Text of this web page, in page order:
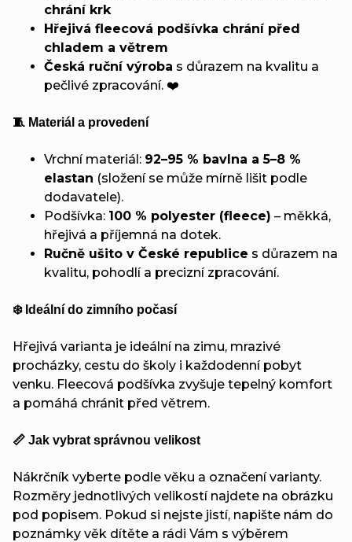
chrání krk
Hřejivá fleecová podšívka chrání před
chladem a větrem
Česká ruční výroba s důrazem na kvalitu a
pečlivé zpracování. ❤️
🧵 Materiál a provedení
Vrchní materiál: 92–95 % bavlna a 5–8 %
elastan (složení se může mírně lišit podle
dodavatele).
Podšívka: 100 % polyester (fleece) – měkká,
hřejivá a příjemná na dotek.
Ručně ušito v České republice s důrazem na
kvalitu, pohodlí a precizní zpracování.
❄️ Ideální do zimního počasí
Hřejivá varianta je ideální na zimu, mrazivé
procházky, cestu do školy i každodenní pobyt
venku. Fleecová podšívka zvyšuje tepelný komfort
a pomáhá chránit před větrem.
📏 Jak vybrat správnou velikost
Nákrčník vyberte podle věku a označení varianty.
Rozměry jednotlivých velikostí najdete na obrázku
pod popisem. Pokud si nejste jistí, napište nám do
poznámky věk dítěte a rádi Vám s výběrem